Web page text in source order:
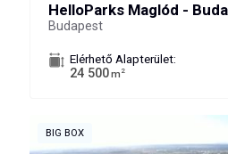
HelloParks Maglód -
Budapest
Elérhető Alapterület:
24 500m 2
BIG BOX